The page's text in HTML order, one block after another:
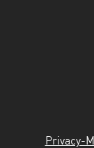
Privacy-